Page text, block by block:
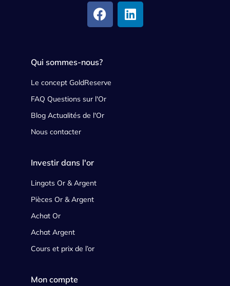
Qui sommes-nous?
Le concept GoldReserve
FAQ Questions sur l'Or
Blog Actualités de l'Or
Nous contacter
Investir dans l'or
Lingots Or & Argent
Pièces Or & Argent
Achat Or
Achat Argent
Cours et prix de l’or
Mon compte